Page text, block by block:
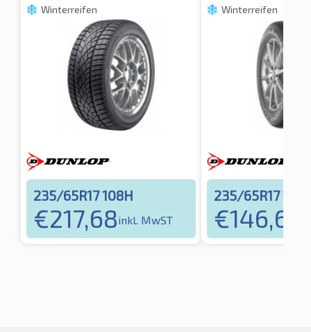
Winterreifen
235/65R17 108H
€217,68inkl. MwST
Winterreifen
235/65R17
€146,60